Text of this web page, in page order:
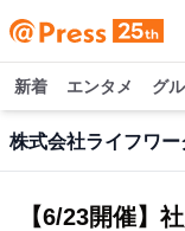
新着 エンタメ グ
株式会社ライフワー
【6/23開催】